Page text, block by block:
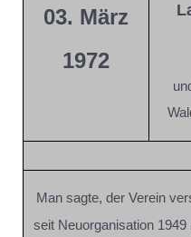
03. März
1972
Man sagte, der Verein
seit Neuorganisation